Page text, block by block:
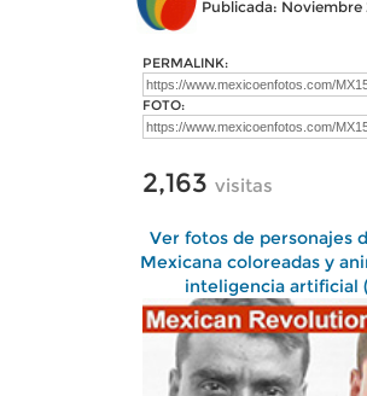
Publicada: Noviembre
PERMALINK:
FOTO:
2,163 visitas
Ver fotos de personajes
Mexicana coloreadas y
inteligencia artificial